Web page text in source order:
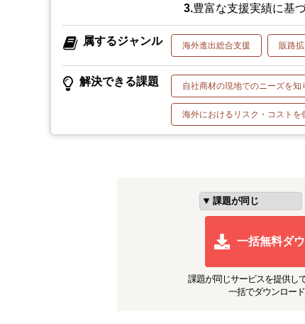
豊富な支援実績に基
属するジャンル 海外進出総合支援 販路
解決できる課題 自社商材の現地でのニーズを知
海外におけるリスク・コストを
一括無料ダ
課題が同じサービスを提供し
一括でダウンロード